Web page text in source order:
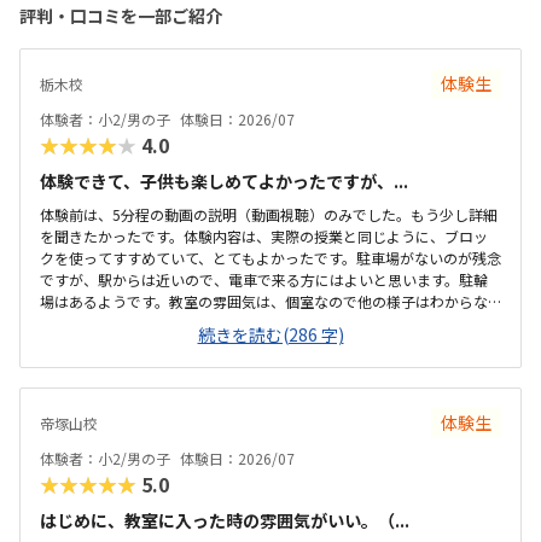
評判・口コミを一部ご紹介
栃木校 体験生
体験者：小2/男の子 体験日：2026/07
★★★★★ 4.0
体験できて、子供も楽しめてよかったですが、...
体験前は、5分程の動画の説明（動画視聴）のみでした。もう少し詳細
を聞きたかったです。体験内容は、実際の授業と同じように、ブロッ
クを使ってすすめていて、とてもよかったです。駐車場がないのが残念
ですが、駅からは近いので、電車で来る方にはよいと思います。駐輪
場はあるようです。教室の雰囲気は、個室なので他の様子はわからな
いです。いくつか部屋があるようでしたが、特に説明を受けていない
です。料金の説明はなく、資料を見たのですが、個別指導なので高く
ても仕方ないのかなと思いました。個別指導なので、子供に合わせて
対応してもらえます。80分は長いかと思いましたが、ちょうどよかっ
続きを読む(286 字)
帝塚山校 体験生
体験者：小2/男の子 体験日：2026/07
★★★★★ 5.0
はじめに、教室に入った時の雰囲気がいい。（...